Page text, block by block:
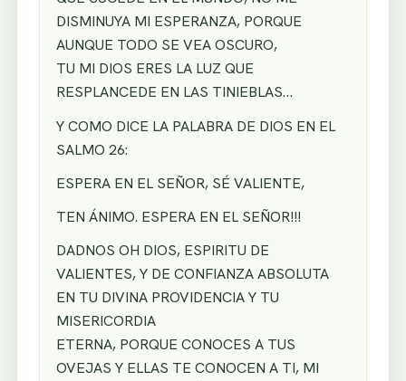
DISMINUYA MI ESPERANZA, PORQUE
AUNQUE TODO SE VEA OSCURO,
TU MI DIOS ERES LA LUZ QUE
RESPLANCEDE EN LAS TINIEBLAS…
Y COMO DICE LA PALABRA DE DIOS EN EL
SALMO 26:
ESPERA EN EL SEÑOR, SÉ VALIENTE,
TEN ÁNIMO. ESPERA EN EL SEÑOR!!!
DADNOS OH DIOS, ESPIRITU DE
VALIENTES, Y DE CONFIANZA ABSOLUTA
EN TU DIVINA PROVIDENCIA Y TU
MISERICORDIA
ETERNA, PORQUE CONOCES A TUS
OVEJAS Y ELLAS TE CONOCEN A TI, MI